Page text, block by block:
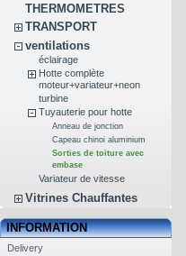
THERMOMETRES
TRANSPORT
ventilations
éclairage
Hotte complète
moteur+variateur+neon
turbine
Tuyauterie pour hotte
Anneau de jonction
Capeau chinoi aluminium
Sorties de toiture avec
embase
Variateur de vitesse
Vitrines Chauffantes
INFORMATION
Delivery